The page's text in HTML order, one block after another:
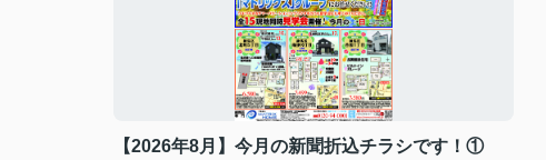
【2026年8月】今月の新聞折込チラシです！①